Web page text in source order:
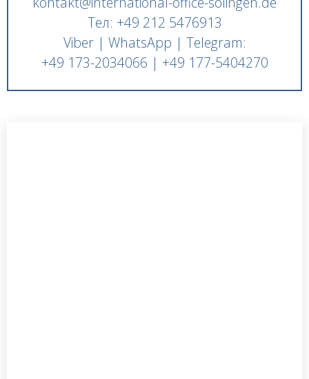
Тел: +49 212 5476913
Viber | WhatsApp | Telegram:
+49 173-2034066 | +49 177-5404270